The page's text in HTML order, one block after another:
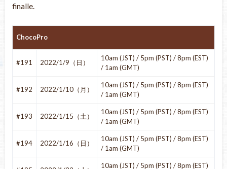
finalle.
ChocoPro
#191 2022/1/9（日）
10am (JST) / 5pm (PST) / 8pm (EST)
/ 1am (GMT)
#192 2022/1/10（月）
10am (JST) / 5pm (PST) / 8pm (EST)
/ 1am (GMT)
#193 2022/1/15（土）
10am (JST) / 5pm (PST) / 8pm (EST)
/ 1am (GMT)
#194 2022/1/16（日）
10am (JST) / 5pm (PST) / 8pm (EST)
/ 1am (GMT)
10am (JST) / 5pm (PST) / 8pm (EST)